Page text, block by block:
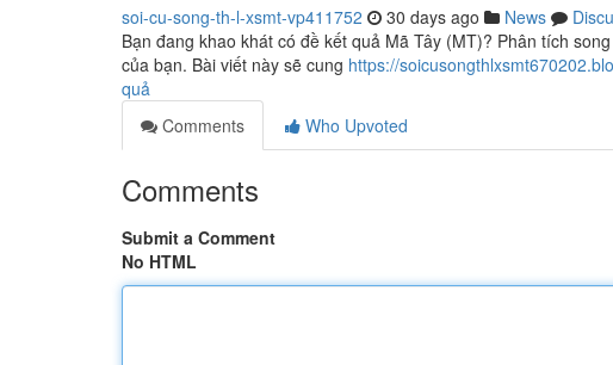
soi-cu-song-th-l-xsmt-vp411752 30 days ago News
Bạn đang khao khát có đề kết quả Mã Tây (MT)? Phân tích
của bạn. Bài viết này sẽ cung https://
quả
Comments
Who Upvoted
Comments
Submit a Comment
No HTML